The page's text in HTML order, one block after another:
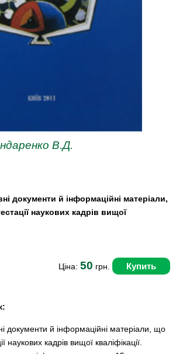
В.Д.
документи й інформаційні матеріали,
наукових кадрів вищої
Ціна: 50 грн. Купить
документи й інформаційні матеріали, що
наукових кадрів вищої кваліфікації.